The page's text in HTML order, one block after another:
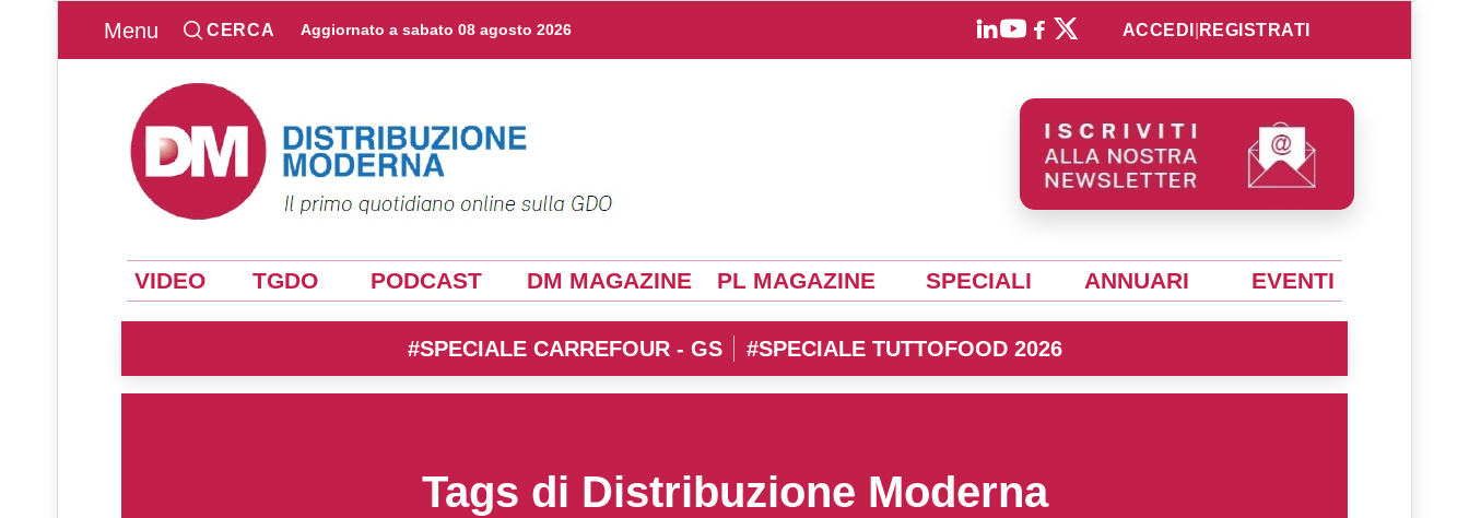
Menu CERCA Aggiornato a sabato 08 agosto 2026 ACCEDI REGISTRATI
VIDEO TGDO PODCAST DM MAGAZINE PL MAGAZINE SPECIALI ANNUARI EVENTI
#SPECIALE CARREFOUR - GS #SPECIALE TUTTOFOOD 2026
Tags di Distribuzione Moderna